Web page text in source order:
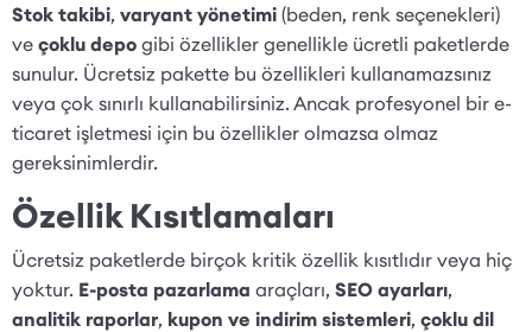
Stok takibi, varyant yönetimi (beden, renk seçenekleri)
ve çoklu depo gibi özellikler genellikle ücretli paketlerde
sunulur. Ücretsiz pakette bu özellikleri kullanamazsınız
veya çok sınırlı kullanabilirsiniz. Ancak profesyonel bir e-
ticaret işletmesi için bu özellikler olmazsa olmaz
gereksinimlerdir.
Özellik Kısıtlamaları
Ücretsiz paketlerde birçok kritik özellik kısıtlıdır veya hiç
yoktur. E-posta pazarlama araçları, SEO ayarları,
analitik raporlar, kupon ve indirim sistemleri, çoklu dil